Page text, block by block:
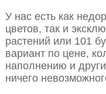
У нас есть как
цветов, так и
растений или 101
вариант по цене,
наполнению и
ничего